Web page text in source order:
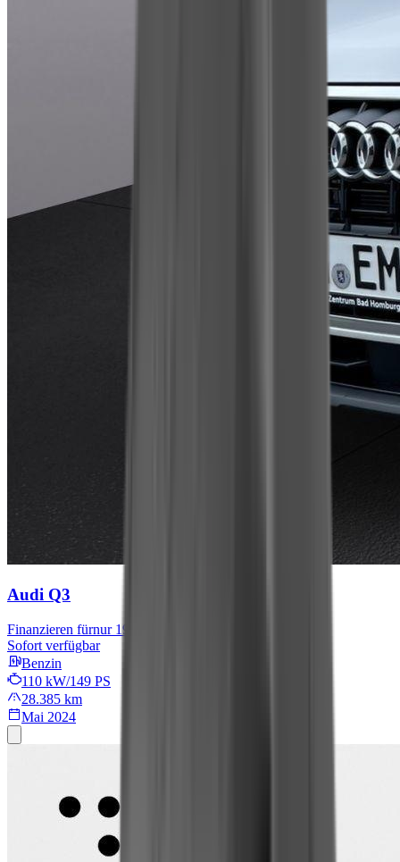
Audi Q3
Finanzieren fürnur 199 € mtl.
Sofort verfügbar
Benzin
110 kW/149 PS
28.385 km
Mai 2024